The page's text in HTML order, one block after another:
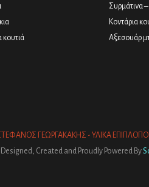
κουτιά
Συρμάτινα
Κοντάρια
Αξεσουάρ
ΓΕΩΡΓΑΚΑΚΗΣ - ΥΛΙΚΑ
Designed, Created and Proudly Powered By